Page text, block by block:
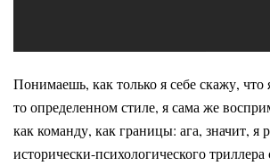
Понимаешь, как только я себе скажу, что
то определенном стиле, я сама же
как команду, как границы: ага, значит, я
исторически-психологического